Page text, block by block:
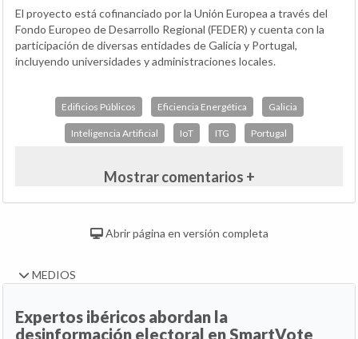
El proyecto está cofinanciado por la Unión Europea a través del
Fondo Europeo de Desarrollo Regional (FEDER) y cuenta con la
participación de diversas entidades de Galicia y Portugal,
incluyendo universidades y administraciones locales.
Edificios Públicos Eficiencia Energética Galicia
Inteligencia Artificial IoT ITG Portugal
Mostrar comentarios +
Abrir página en versión completa
MEDIOS
Expertos ibéricos abordan la
desinformación electoral en SmartVote